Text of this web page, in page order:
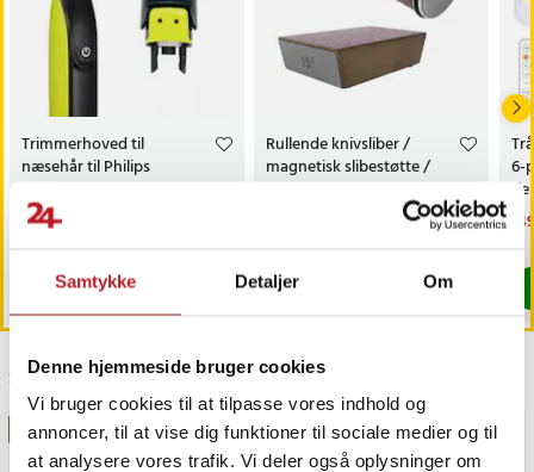
Samtykke Detaljer Om
Denne hjemmeside bruger cookies
Vi bruger cookies til at tilpasse vores indhold og
annoncer, til at vise dig funktioner til sociale medier og til
at analysere vores trafik. Vi deler også oplysninger om
Trimmerhoved til
næsehår til Philips
OneBlade /
næsehårstrimmer /
næsetrimmerhoved
Pris:69 kr.
69 kr.
Køb
Rullende knivsliber /
magnetisk slibestøtte /
diamantbryne 400/1000 /
6-
Sidst besøgt
BESTSELLERE GAVEIDÉ